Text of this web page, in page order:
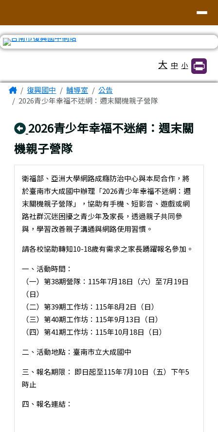
大 中 小
主內容區域
Home復興國中 輔導室
公告
2026青少年幸福不迷網：週末關機親子營隊
回上頁
2026青少年幸福不迷網：週末關
機親子營隊
衛福部、亞洲大學網路成癮防治中心與本局合作，將
於臺南市大成國中辦理「2026青少年幸福不迷網：週
末關機親子營隊」，協助有手機、短影音、遊戲或網
路社群沉迷困擾之青少年及家長，透過親子共同參
與，學習改善親子溝通與網路使用習慣。
請各校協助轉知10-18歲有需求之家長踴躍報名參加。
一、活動時間：
（一）第38期營隊：115年7月18日（六）至7月19日
（日）
（二）第39期工作坊：115年8月2日（日）
（三）第40期工作坊：115年9月13日（日）
（四）第41期工作坊：115年10月18日（日）
二、活動地點：臺南市立大成國中
三、報名期限： 即日起至115年7月10日（五）下午5
時止
四、報名連結：
頁尾區域